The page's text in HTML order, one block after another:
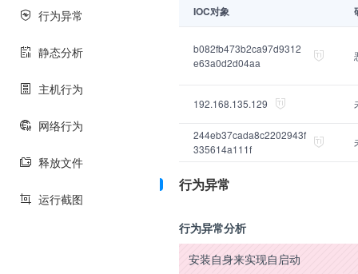
行为异常
静态分析
主机行为
网络行为
释放文件
运行截图
IOC对象
b082fb473b2ca97d9312
e63a0d2d04aa
192.168.135.129
244eb37cada8c2202943f
335614a111f
行为异常
行为异常分析
安装自身来实现自启动